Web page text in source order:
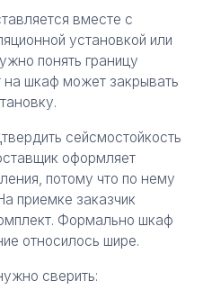
вместе с
установкой или
понять границу
шкаф может закрывать
сейсмостойкость
оформляет
потому что по нему
приемке заказчик
Формально шкаф
относилось шире.
сверить: